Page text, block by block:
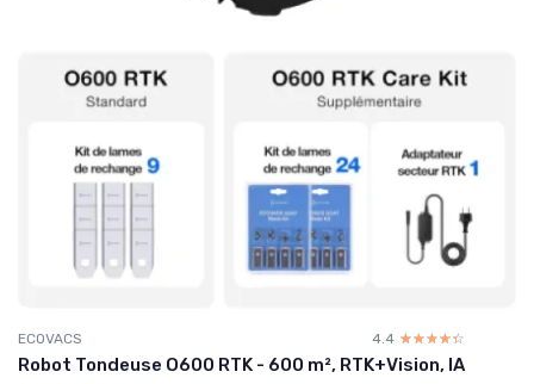
ECOVACS 4.4 ☆☆☆☆☆
★★★★★
Robot Tondeuse O600 RTK - 600 m², RTK+Vision, IA